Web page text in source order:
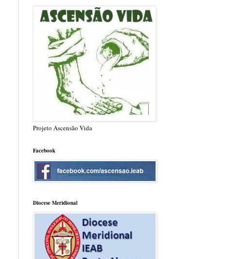
Projeto Ascensão Vida
Facebook
Diocese Meridional